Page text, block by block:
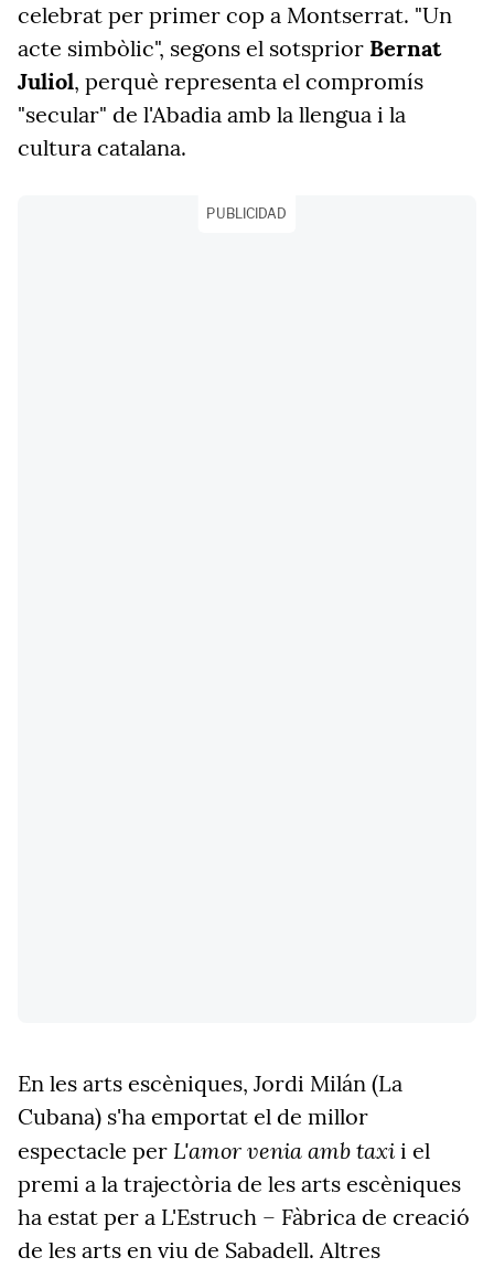
celebrat per primer cop a Montserrat. "Un
acte simbòlic", segons el sotsprior Bernat
Juliol, perquè representa el compromís
"secular" de l'Abadia amb la llengua i la
cultura catalana.
PUBLICIDAD
En les arts escèniques, Jordi Milán (La
Cubana) s'ha emportat el de millor
espectacle per L'amor venia amb taxi i el
premi a la trajectòria de les arts escèniques
ha estat per a L'Estruch – Fàbrica de creació
de les arts en viu de Sabadell. Altres